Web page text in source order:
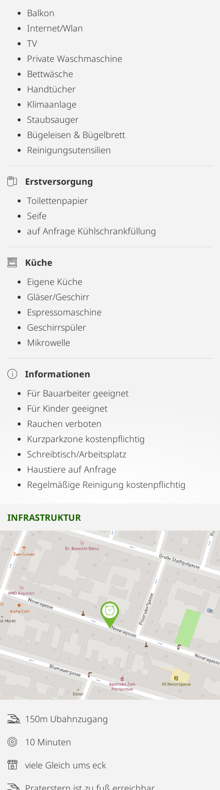
Die ganze Wohnung steht zur Verfügung!!
Balkon
Internet/Wlan
TV
Private Waschmaschine
Bettwäsche
Handtücher
Klimaanlage
Staubsauger
Bügeleisen & Bügelbrett
Reinigungsutensilien
Erstversorgung
Toilettenpapier
Seife
auf Anfrage Kühlschrankfüllung
Küche
Eigene Küche
Gläser/Geschirr
Espressomaschine
Geschirrspüler
Mikrowelle
Informationen
Für Bauarbeiter geeignet
Für Kinder geeignet
Rauchen verboten
Kurzparkzone kostenpflichtig
Schreibtisch/Arbeitsplatz
Haustiere auf Anfrage
Regelmäßige Reinigung kostenpflichtig
INFRASTRUKTUR
150m Ubahnzugang
10 Minuten
viele Gleich ums eck